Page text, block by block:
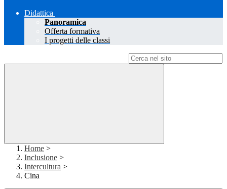
Didattica
Panoramica
Offerta formativa
I progetti delle classi
Home >
Inclusione >
Intercultura >
Cina